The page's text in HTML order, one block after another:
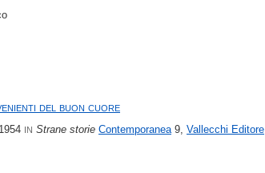
del buon cuore
1954 IN Strane storie Contemporanea 9, Vallecchi Editore